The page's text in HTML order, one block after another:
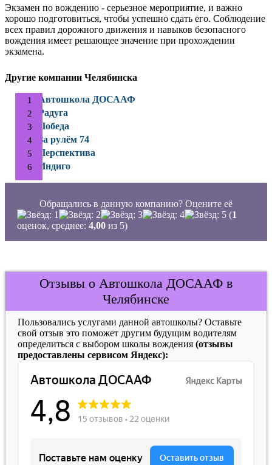
Экзамен по вождению - серьезное мероприятие, и важно
хорошо подготовиться, чтобы успешно сдать его. Соблюдение
всех правил дорожного движения и навыков безопасного
вождения имеет решающее значение при прохождении
экзамена.
Другие компании Челябинска
Автошкола ДОСААФ
Радуга
Победа
За рулём 74
Перспектива
Индиго
Обращались в данную компанию? Оцените её
(1
оценок, среднее: 4,00 из 5)
Отзывы о Автошкола ДОСААФ в
Челябинске
Пользовались услугами данной автошколы? Оставьте
свой отзыв это поможет другим будущим водителям
определиться с выбором школы вождения (отзывы
предоставлены сервисом Яндекс):